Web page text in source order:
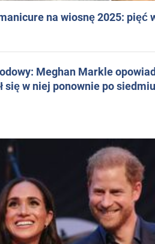
na wiosnę 2025: pięć
Meghan Markle
się w niej ponownie po